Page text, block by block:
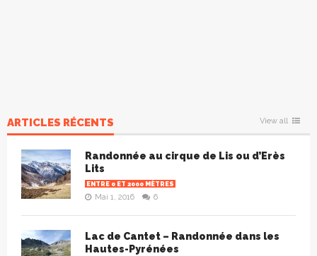
ARTICLES RÉCENTS View all
Randonnée au cirque de Lis ou d’Erès
Lits
ENTRE 0 ET 2000 MÈTRES
Mai 1, 2016 6
Lac de Cantet – Randonnée dans les
Hautes-Pyrénées